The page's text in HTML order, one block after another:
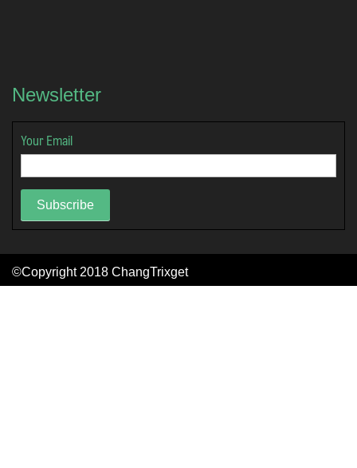
Newsletter
Your Email
Subscribe
©Copyright 2018 ChangTrixget